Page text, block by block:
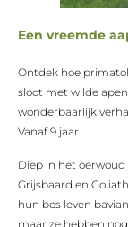
Een vreemde
Ontdek hoe
sloot met wilde
wonderbaarlijk
Vanaf 9 jaar.
Diep in het oerwoud
Grijsbaard en
hun bos leven
maar ze hebben